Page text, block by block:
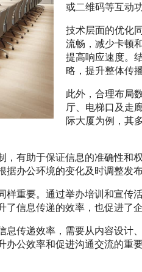
或二维码等互动
技术层面的优化
流畅，减少卡顿
提高响应速度。
略，提升整体传
此外，合理布局
厅、电梯口及走
际大厦为例，其
有助于保证信息的准确性
办公环境的变化及时调整发
重要。通过举办培训和宣
信息传递的效率，也促进了
传递效率，需要从内容设
公效率和促进沟通交流的重要